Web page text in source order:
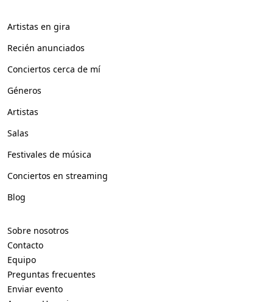
Artistas en gira
Recién anunciados
Conciertos cerca de mí
Géneros
Artistas
Salas
Festivales de música
Conciertos en streaming
Blog
Sobre nosotros
Contacto
Equipo
Preguntas frecuentes
Enviar evento